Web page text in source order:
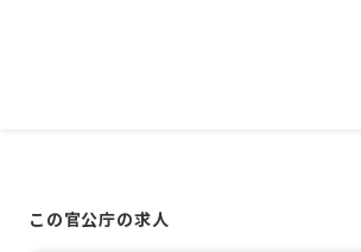
この官公庁の求人